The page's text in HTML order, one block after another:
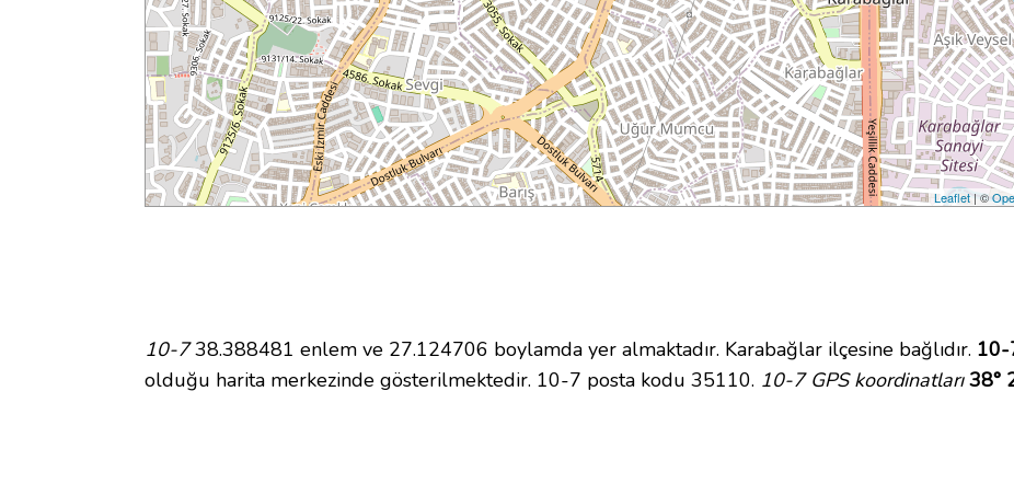
Leaflet | ©
10-738.388481 enlem ve 27.124706 boylamda yer almaktadır. Karabağlar ilçesine bağlıdır. 10-
olduğu harita merkezinde gösterilmektedir. 10-7 posta kodu 35110. 10-7 GPS koordinatları 38°